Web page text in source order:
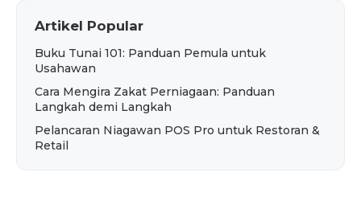
Artikel Popular
Buku Tunai 101: Panduan Pemula untuk
Usahawan
Cara Mengira Zakat Perniagaan: Panduan
Langkah demi Langkah
Pelancaran Niagawan POS Pro untuk Restoran &
Retail